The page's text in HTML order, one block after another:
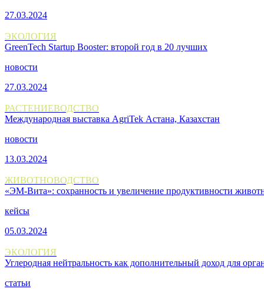
27.03.2024
ЭКОЛОГИЯ
GreenTech Startup Booster: второй год в 20 лучших
новости
27.03.2024
РАСТЕНИЕВОДСТВО
Международная выставка AgriTek Астана, Казахстан
новости
13.03.2024
ЖИВОТНОВОДСТВО
«ЭМ-Вита»: сохранность и увеличение продуктивности
кейсы
05.03.2024
ЭКОЛОГИЯ
Углеродная нейтральность как дополнительный доход для
статьи